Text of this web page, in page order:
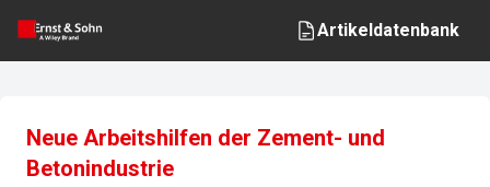
Artikeldatenbank
Neue Arbeitshilfen der Zement- und
Betonindustrie